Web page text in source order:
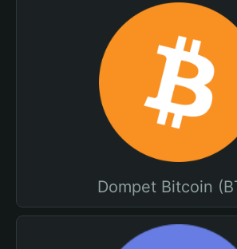
Dompet Bitcoin